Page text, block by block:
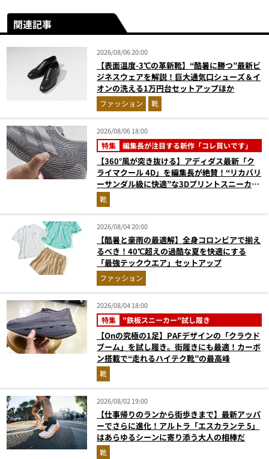
関連記事
2026/08/06 20:00
【表面温度-3℃の革新靴】“酷暑に勝つ”最新ビ
ジネスウェアを解説！巨大通気口シューズ＆イ
オンの洗える1万円台セットアップほか
ファッション 靴
2026/08/06 18:00
特集 編集長が注目する新作「コレ買いです」
【360°風が突き抜ける】アディダス最新「ク
ライマクール 4D」を編集長が絶賛！“リカバリ
ーサンダル級に快適”な3Dプリントスニーカー
『コレ買いです』Vol.173
靴
2026/08/04 20:00
【酷暑と豪雨の最適解】全身コロンビアで揃え
るべき！40℃超えの過酷な夏を快適にする
「最強テックウエア」セットアップ
ファッション
2026/08/04 18:00
特集 "鉄板スニーカー"試し履き
【Onの究極の1足】PAFデザインの「クラウド
ブーム」を試し履き。街履きにも最適！カーボ
ン搭載で“走れるハイテク靴”の最高峰
靴
2026/08/02 19:00
【仕事帰りのランから街歩きまで】最新アッパ
ーでさらに進化！アルトラ「エスカランテ 5」
はあらゆるシーンに寄り添う大人の相棒だ
靴